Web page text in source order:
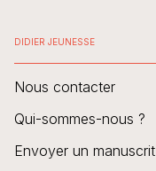
DIDIER JEUNESSE
Nous contacter
Qui-sommes-nous ?
Envoyer un manuscrit